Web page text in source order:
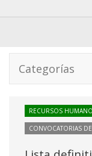
Categorías
RECURSOS
CONVOCATORIAS